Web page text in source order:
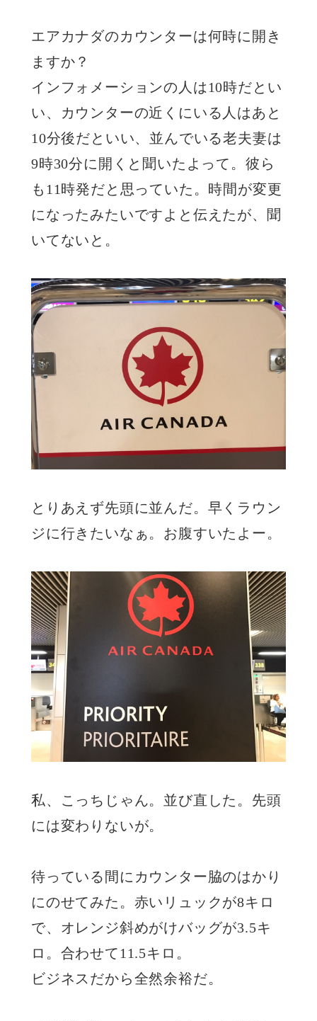
エアカナダのカウンターは何時に開き
ますか？
インフォメーションの人は10時だとい
い、カウンターの近くにいる人はあと
10分後だといい、並んでいる老夫妻は
9時30分に開くと聞いたよって。彼ら
も11時発だと思っていた。時間が変更
になったみたいですよと伝えたが、聞
いてないと。
とりあえず先頭に並んだ。早くラウン
ジに行きたいなぁ。お腹すいたよー。
私、こっちじゃん。並び直した。先頭
には変わりないが。
待っている間にカウンター脇のはかり
にのせてみた。赤いリュックが8キロ
で、オレンジ斜めがけバッグが3.5キ
ロ。合わせて11.5キロ。
ビジネスだから全然余裕だ。